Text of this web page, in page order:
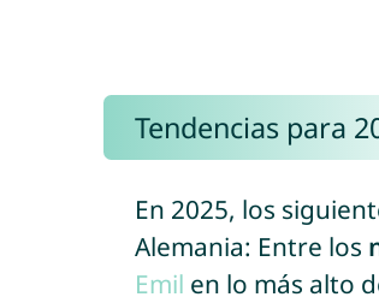
Tendencias para
En 2025, los
Alemania: Entre los
Emil en lo más alto